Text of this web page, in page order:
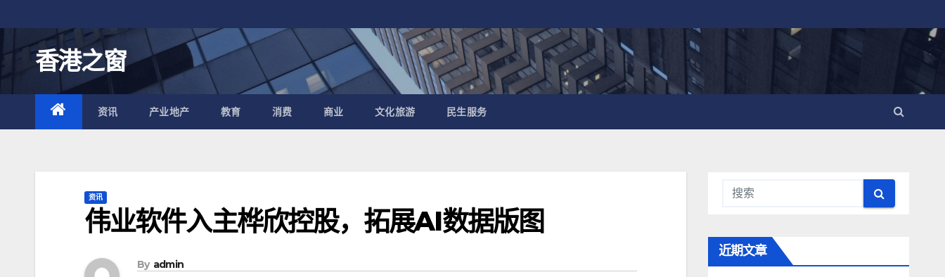
至
内
容
香港之窗
资讯 产业地产 教育 消费 商业 文化旅游 民生服务
资讯
伟业软件入主桦欣控股，拓展AI数据版图
By admin
近期文章